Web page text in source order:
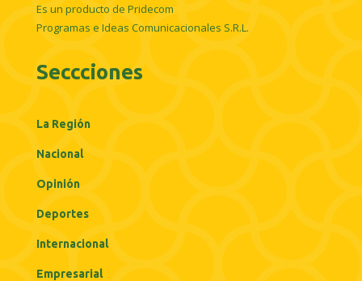
Es un producto de Pridecom
Programas e Ideas Comunicacionales S.R.L.
Seccciones
La Región
Nacional
Opinión
Deportes
Internacional
Empresarial